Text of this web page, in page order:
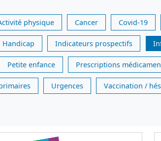
physique Cancer Covid-19
Handicap Indicateurs prospectifs
Petite enfance Prescriptions
Urgences Vaccination /